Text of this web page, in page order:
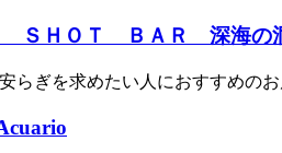
ＳＨＯＴ ＢＡＲ 深海の
らぎを求めたい人におすすめのお